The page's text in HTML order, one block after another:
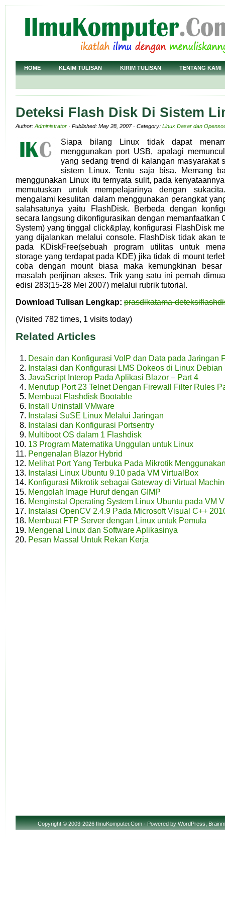
HOME KLAIM TULISAN KIRIM TULISAN TENTANG KAMI
Deteksi Flash Disk Di Sistem
Author: Administrator · Published: May 28, 2007 · Category: Linux Dasar dan
Siapa bilang Linux tidak dapat
menggunakan port USB, apalagi
yang sedang trend di kalangan masyarakat
sistem Linux. Tentu saja bisa. Memang
menggunakan Linux itu ternyata sulit, pada
memutuskan untuk mempelajarinya dengan
mengalami kesulitan dalam menggunakan perangkat
salahsatunya yaitu FlashDisk. Berbeda dengan
secara langsung dikonfigurasikan dengan memanfaatkan
System) yang tinggal click&play, konfigurasi FlashDisk
yang dijalankan melalui console. FlashDisk tidak akan
pada KDiskFree(sebuah program utilitas untuk
storage yang terdapat pada KDE) jika tidak di mount
coba dengan mount biasa maka kemungkinan
masalah perijinan akses. Trik yang satu ini pernah
edisi 283(15-28 Mei 2007) melalui rubrik tutorial.
Download Tulisan Lengkap: prasdikatama-
(Visited 782 times, 1 visits today)
Related Articles
Desain dan Konfigurasi VoIP dan Data pada Jaringan
Instalasi dan Konfigurasi LMS Dokeos di Linux Debian
JavaScript Interop Pada Aplikasi Blazor – Part 4
Menutup Port 23 Telnet Dengan Firewall Filter Rules
Membuat Flashdisk Bootable
Install Uninstall VMware
Instalasi SuSE Linux Melalui Jaringan
Instalasi dan Konfigurasi Portsentry
Multiboot OS dalam 1 Flashdisk
13 Program Matematika Unggulan untuk Linux
Pengenalan Blazor Hybrid
Melihat Port Yang Terbuka Pada Mikrotik
Instalasi Linux Ubuntu 9.10 pada VM VirtualBox
Konfigurasi Mikrotik sebagai Gateway di Virtual
Mengolah Image Huruf dengan GIMP
Menginstal Operating System Linux Ubuntu pada VM
Instalasi OpenCV 2.4.9 Pada Microsoft Visual C++
Membuat FTP Server dengan Linux untuk Pemula
Mengenal Linux dan Software Aplikasinya
Pesan Massal Untuk Rekan Kerja
Copyright© 2003-2026 IlmuKomputer.Com · Powered byWordPress,